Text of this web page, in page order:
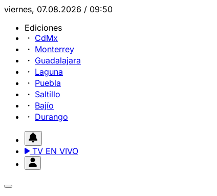
viernes, 07.08.2026 / 09:50
Ediciones
CdMx
Monterrey
Guadalajara
Laguna
Puebla
Saltillo
Bajío
Durango
TV EN VIVO